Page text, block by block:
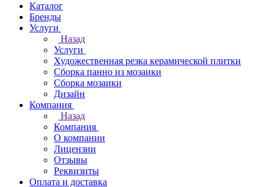
Каталог
Бренды
Услуги
Назад
Услуги
Художественная резка керамической плитки
Сборка панно из мозаики
Сборка мозаики
Дизайн
Компания
Назад
Компания
О компании
Лицензии
Отзывы
Реквизиты
Оплата и доставка